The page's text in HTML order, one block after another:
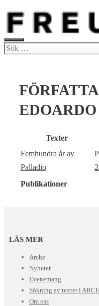
Hoppa
innehåll
MENY
Sök
Texter
Femhundra år av
Palladio
Publikationer
LÄS MER
Arche
Nyheter
Evenemang
Sökning av texter i
Om oss